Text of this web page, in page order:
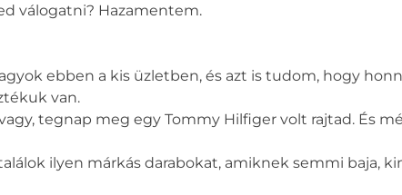
válogatni? Hazamentem.
ebben a kis üzletben, és azt is tudom, hogy
van.
tegnap meg egy Tommy Hilfiger volt rajtad. És
ilyen márkás darabokat, amiknek semmi baja,